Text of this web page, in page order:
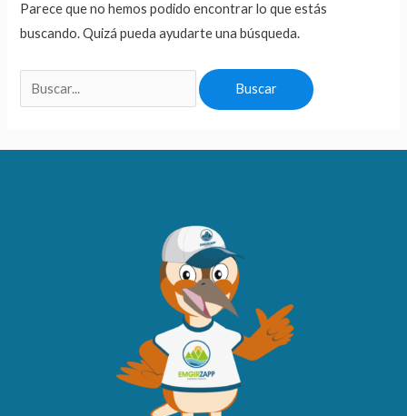
Parece que no hemos podido encontrar lo que estás
buscando. Quizá pueda ayudarte una búsqueda.